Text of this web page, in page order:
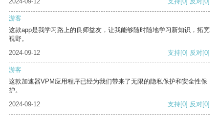
游客
这款app是我学习路上的良师益友，让我能够随时随地学习新知识，拓宽
视野。
2024-09-12
支持[0] 反对[0]
游客
这款加速器VPM应用程序已经为我们带来了无限的隐私保护和安全性保
护。
2024-09-12
支持[0] 反对[0]